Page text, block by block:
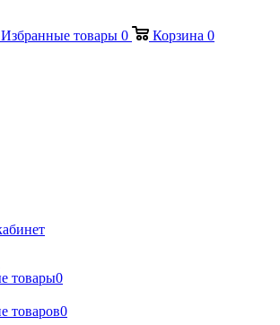
Избранные товары 0 Корзина 0
товары0
товаров0